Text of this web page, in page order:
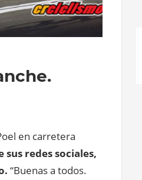
en carretera
redes sociales,
“Buenas a todos.